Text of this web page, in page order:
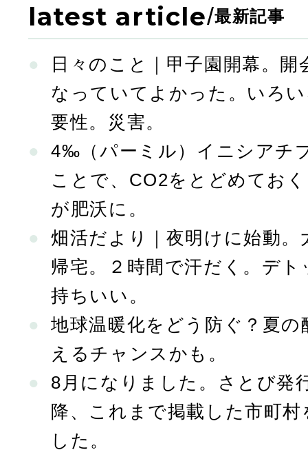
latest article/最新記事
日々のこと｜甲子園開幕。
なっていてよかった。いろ
要性。災害。
4‰（パーミル）イニシアチ
ことで、CO2をとどめてお
が肥沃に。
畑活だより｜夜明けに始動
帰宅。２時間で汗だく。デ
持ちいい。
地球温暖化をどう防ぐ？夏
えるチャンスかも。
8月になりました。さとび発
降、これまで掲載した市町
した。